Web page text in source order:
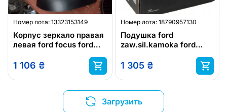
Номер лота: 13323153149
Корпус зеркало правая
левая ford focus ford
fiesta
1 106 ₴
Номер лота: 18790957130
Подушка ford
zaw.sil.kamoka ford
1 305 ₴
Загрузить